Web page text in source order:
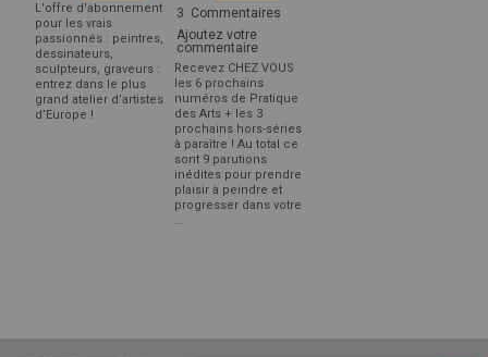
L'offre d'abonnement
pour les vrais
passionnés : peintres,
dessinateurs,
sculpteurs, graveurs :
entrez dans le plus
grand atelier d’artistes
d’Europe !
3 Commentaires
Ajoutez votre
commentaire
Recevez CHEZ VOUS
les 6 prochains
numéros de Pratique
des Arts + les 3
prochains hors-séries
à paraître ! Au total ce
sont 9 parutions
inédites pour prendre
plaisir à peindre et
progresser dans votre
...